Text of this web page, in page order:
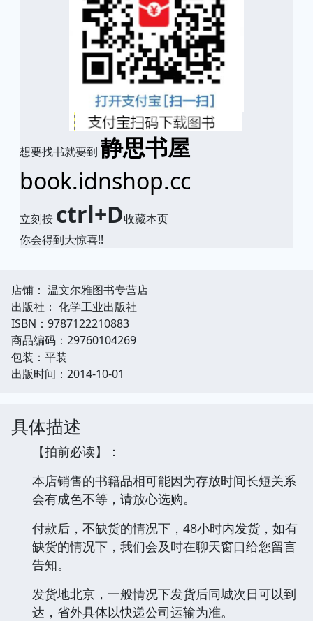
想要找书就要到 静思书屋
book.idnshop.cc
立刻按 ctrl+D收藏本页
你会得到大惊喜!!
店铺： 温文尔雅图书专营店
出版社： 化学工业出版社
ISBN：9787122210883
商品编码：29760104269
包装：平装
出版时间：2014-10-01
具体描述
【拍前必读】：
本店销售的书籍品相可能因为存放时间长短关系
会有成色不等，请放心选购。
付款后，不缺货的情况下，48小时内发货，如有
缺货的情况下，我们会及时在聊天窗口给您留言
告知。
发货地北京，一般情况下发货后同城次日可以到
达，省外具体以快递公司运输为准。